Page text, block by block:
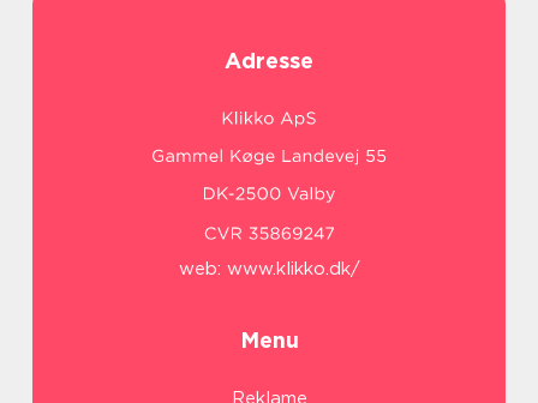
Adresse
web: www.klikko.dk/
Menu
Reklame